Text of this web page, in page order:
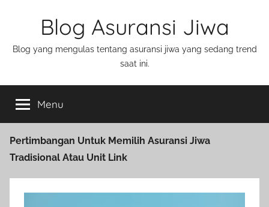
Blog Asuransi Jiwa
Blog yang mengulas tentang asuransi jiwa yang sedang trend
saat ini.
Menu
Pertimbangan Untuk Memilih Asuransi Jiwa
Tradisional Atau Unit Link